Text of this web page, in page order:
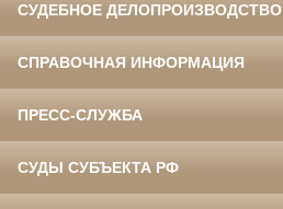
СУДЕБНОЕ ДЕЛОПРОИЗВОДСТВО
СПРАВОЧНАЯ ИНФОРМАЦИЯ
ПРЕСС-СЛУЖБА
СУДЫ СУБЪЕКТА РФ